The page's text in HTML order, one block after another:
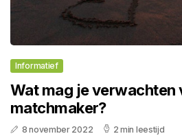
Informatief
Wat mag je verwachten
matchmaker?
8 november 2022 2 min leestijd